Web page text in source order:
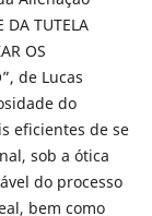
TUTELA
OS
de Lucas
do
eficientes de se
sob a ótica
do processo
bem como